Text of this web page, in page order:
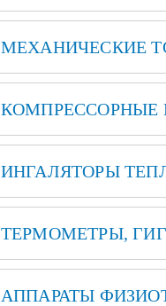
МЕХАНИЧЕСКИЕ
КОМПРЕССОРНЫЕ
ИНГАЛЯТОРЫ
ТЕРМОМЕТРЫ,
АППАРАТЫ